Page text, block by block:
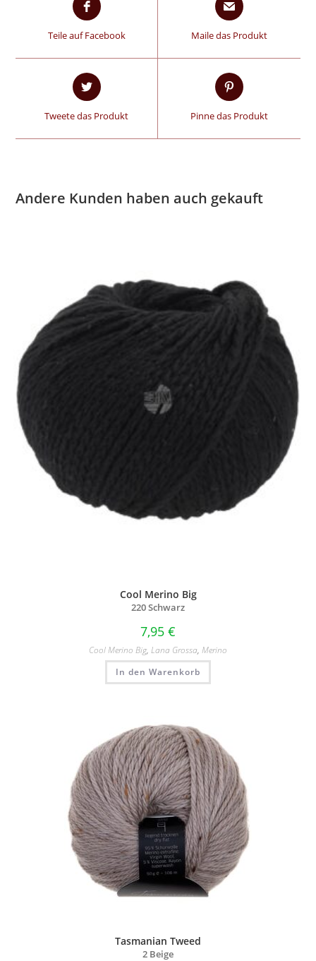
Teile auf Facebook Maile das Produkt
Tweete das Produkt Pinne das Produkt
Andere Kunden haben auch gekauft
Cool Merino Big
220 Schwarz
7,95 €
Cool Merino Big, Lana Grossa, Merino
In den Warenkorb
Tasmanian Tweed
2 Beige